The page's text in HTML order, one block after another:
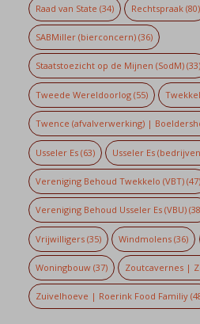
Raad van State (34) Rechtspraak (80)
SABMiller (bierconcern)(36)
Staatstoezicht op de Mijnen (SodM)(33)
Tweede Wereldoorlog(55)
Twence (afvalverwerking) |
Usseler Es(63) Usseler Es
Vereniging Behoud Twekkelo (VBT)(47)
Vereniging Behoud Usseler Es (VBU)
Vrijwilligers(35) Windmolens (36)
Woningbouw(37) Zoutcavernes |
Zuivelhoeve | Roerink Food Familiy